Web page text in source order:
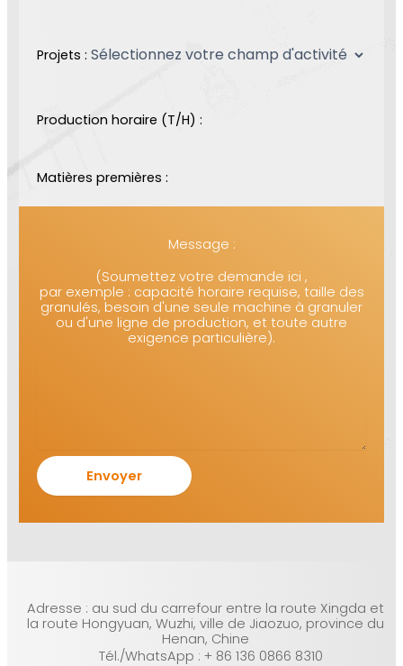
Projets :
Production horaire (T/H) :
Matières premières :
Message :
(Soumettez votre demande ici ,
par exemple : capacité horaire requise, taille des
granulés, besoin d'une seule machine à granuler
ou d'une ligne de production, et toute autre
exigence particulière).
Adresse : au sud du carrefour entre la route Xingda et
la route Hongyuan, Wuzhi, ville de Jiaozuo, province du
Henan, Chine
Tél./WhatsApp : + 86 136 0866 8310